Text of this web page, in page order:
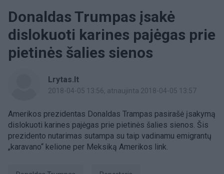
Donaldas Trumpas įsakė
dislokuoti karines pajėgas prie
pietinės šalies sienos
Lrytas.lt
2018-04-05 13:56, atnaujinta 2018-04-05 13:57
Amerikos prezidentas Donaldas Trampas pasirašė įsakymą
dislokuoti karines pajėgas prie pietinės šalies sienos. Šis
prezidento nutarimas sutampa su taip vadinamu emigrantų
„karavano“ kelione per Meksiką Amerikos link.